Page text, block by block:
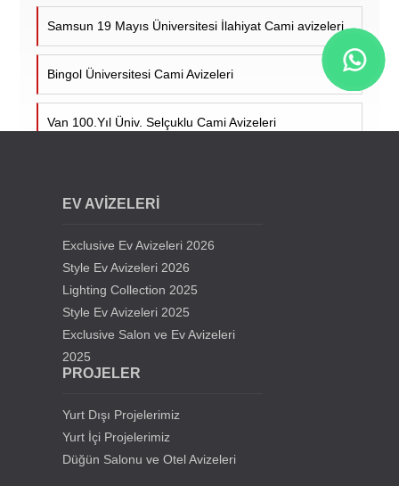
Samsun 19 Mayıs Üniversitesi İlahiyat Cami avizeleri
Bingol Üniversitesi Cami Avizeleri
Van 100.Yıl Üniv. Selçuklu Cami Avizeleri
Kıbrıs Lefkoşa Hala Sultan Cami Avizeleri
Samsun Gürbüz Cami Avize Projesi
İstanbul Beylikdüzü Mevlana Cami Avize Projesi
Kahramanmaraş Medine Cami Avizesi
Mersin Mezitli Cami Avize Projesi
EV AVİZELERİ
Exclusive Ev Avizeleri 2026
Style Ev Avizeleri 2026
Lighting Collection 2025
Style Ev Avizeleri 2025
Exclusive Salon ve Ev Avizeleri
2025
PROJELER
Yurt Dışı Projelerimiz
Yurt İçi Projelerimiz
Düğün Salonu ve Otel Avizeleri